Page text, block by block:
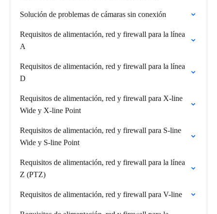
Solución de problemas de cámaras sin conexión
Requisitos de alimentación, red y firewall para la línea
A
Requisitos de alimentación, red y firewall para la línea
D
Requisitos de alimentación, red y firewall para X-line
Wide y X-line Point
Requisitos de alimentación, red y firewall para S-line
Wide y S-line Point
Requisitos de alimentación, red y firewall para la línea
Z (PTZ)
Requisitos de alimentación, red y firewall para V-line